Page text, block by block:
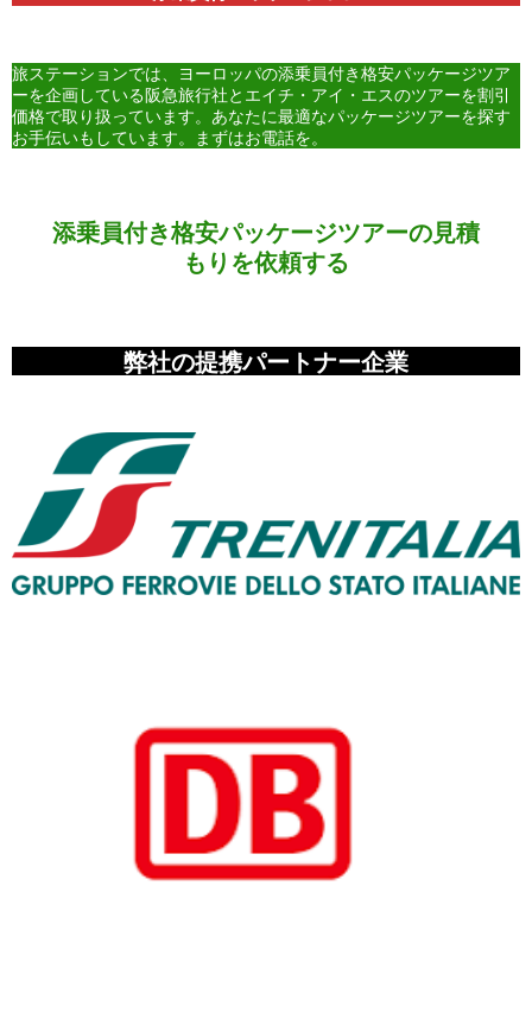
旅ステーションでは、ヨーロッパの添乗員付き格安パッケージツア
ーを企画している阪急旅行社とエイチ・アイ・エスのツアーを割引
価格で取り扱っています。あなたに最適なパッケージツアーを探す
お手伝いもしています。まずはお電話を。
添乗員付き格安パッケージツアーの見積
もりを依頼する
弊社の提携パートナー企業